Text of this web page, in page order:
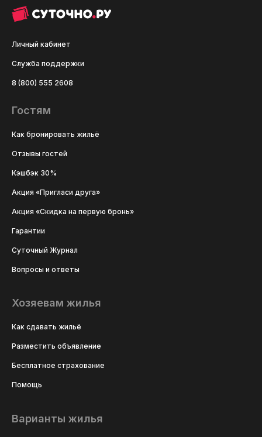
Личный кабинет
Служба поддержки
8 (800) 555 2608
Гостям
Как бронировать жильё
Отзывы гостей
Кэшбэк 30%
Акция «Пригласи друга»
Акция «Скидка на первую бронь»
Гарантии
Суточный Журнал
Вопросы и ответы
Хозяевам жилья
Как сдавать жильё
Разместить объявление
Бесплатное страхование
Помощь
Варианты жилья